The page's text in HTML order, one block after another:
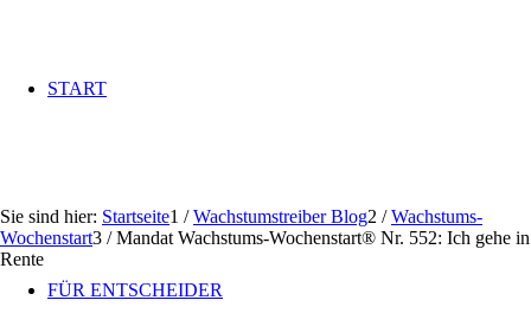
START
FÜR ENTSCHEIDER
Sie sind hier: Startseite1 / Wachstumstreiber Blog2 / Wachstums-
Wochenstart3 / Mandat Wachstums-Wochenstart® Nr. 552: Ich gehe in
Rente